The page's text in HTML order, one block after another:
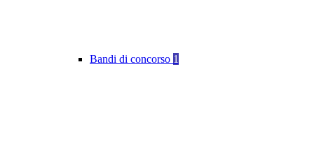
Bandi di concorso 1